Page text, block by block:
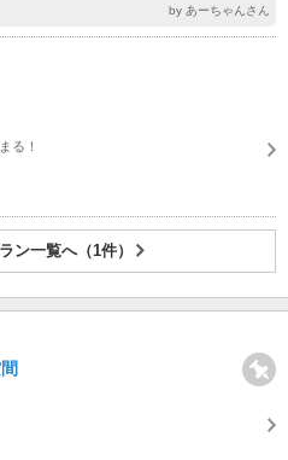
by あーちゃんさん
る！
ン一覧へ（1件）